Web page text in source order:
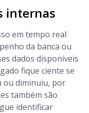
internas
em tempo real
da banca ou
dados disponíveis
fique ciente se
ou diminuiu, por
também são
identificar